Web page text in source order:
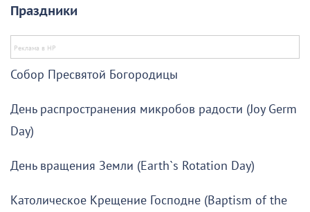
Праздники
Собор Пресвятой Богородицы
День распространения микробов радости (Joy Germ
Day)
День вращения Земли (Earth`s Rotation Day)
Католическое Крещение Господне (Baptism of the